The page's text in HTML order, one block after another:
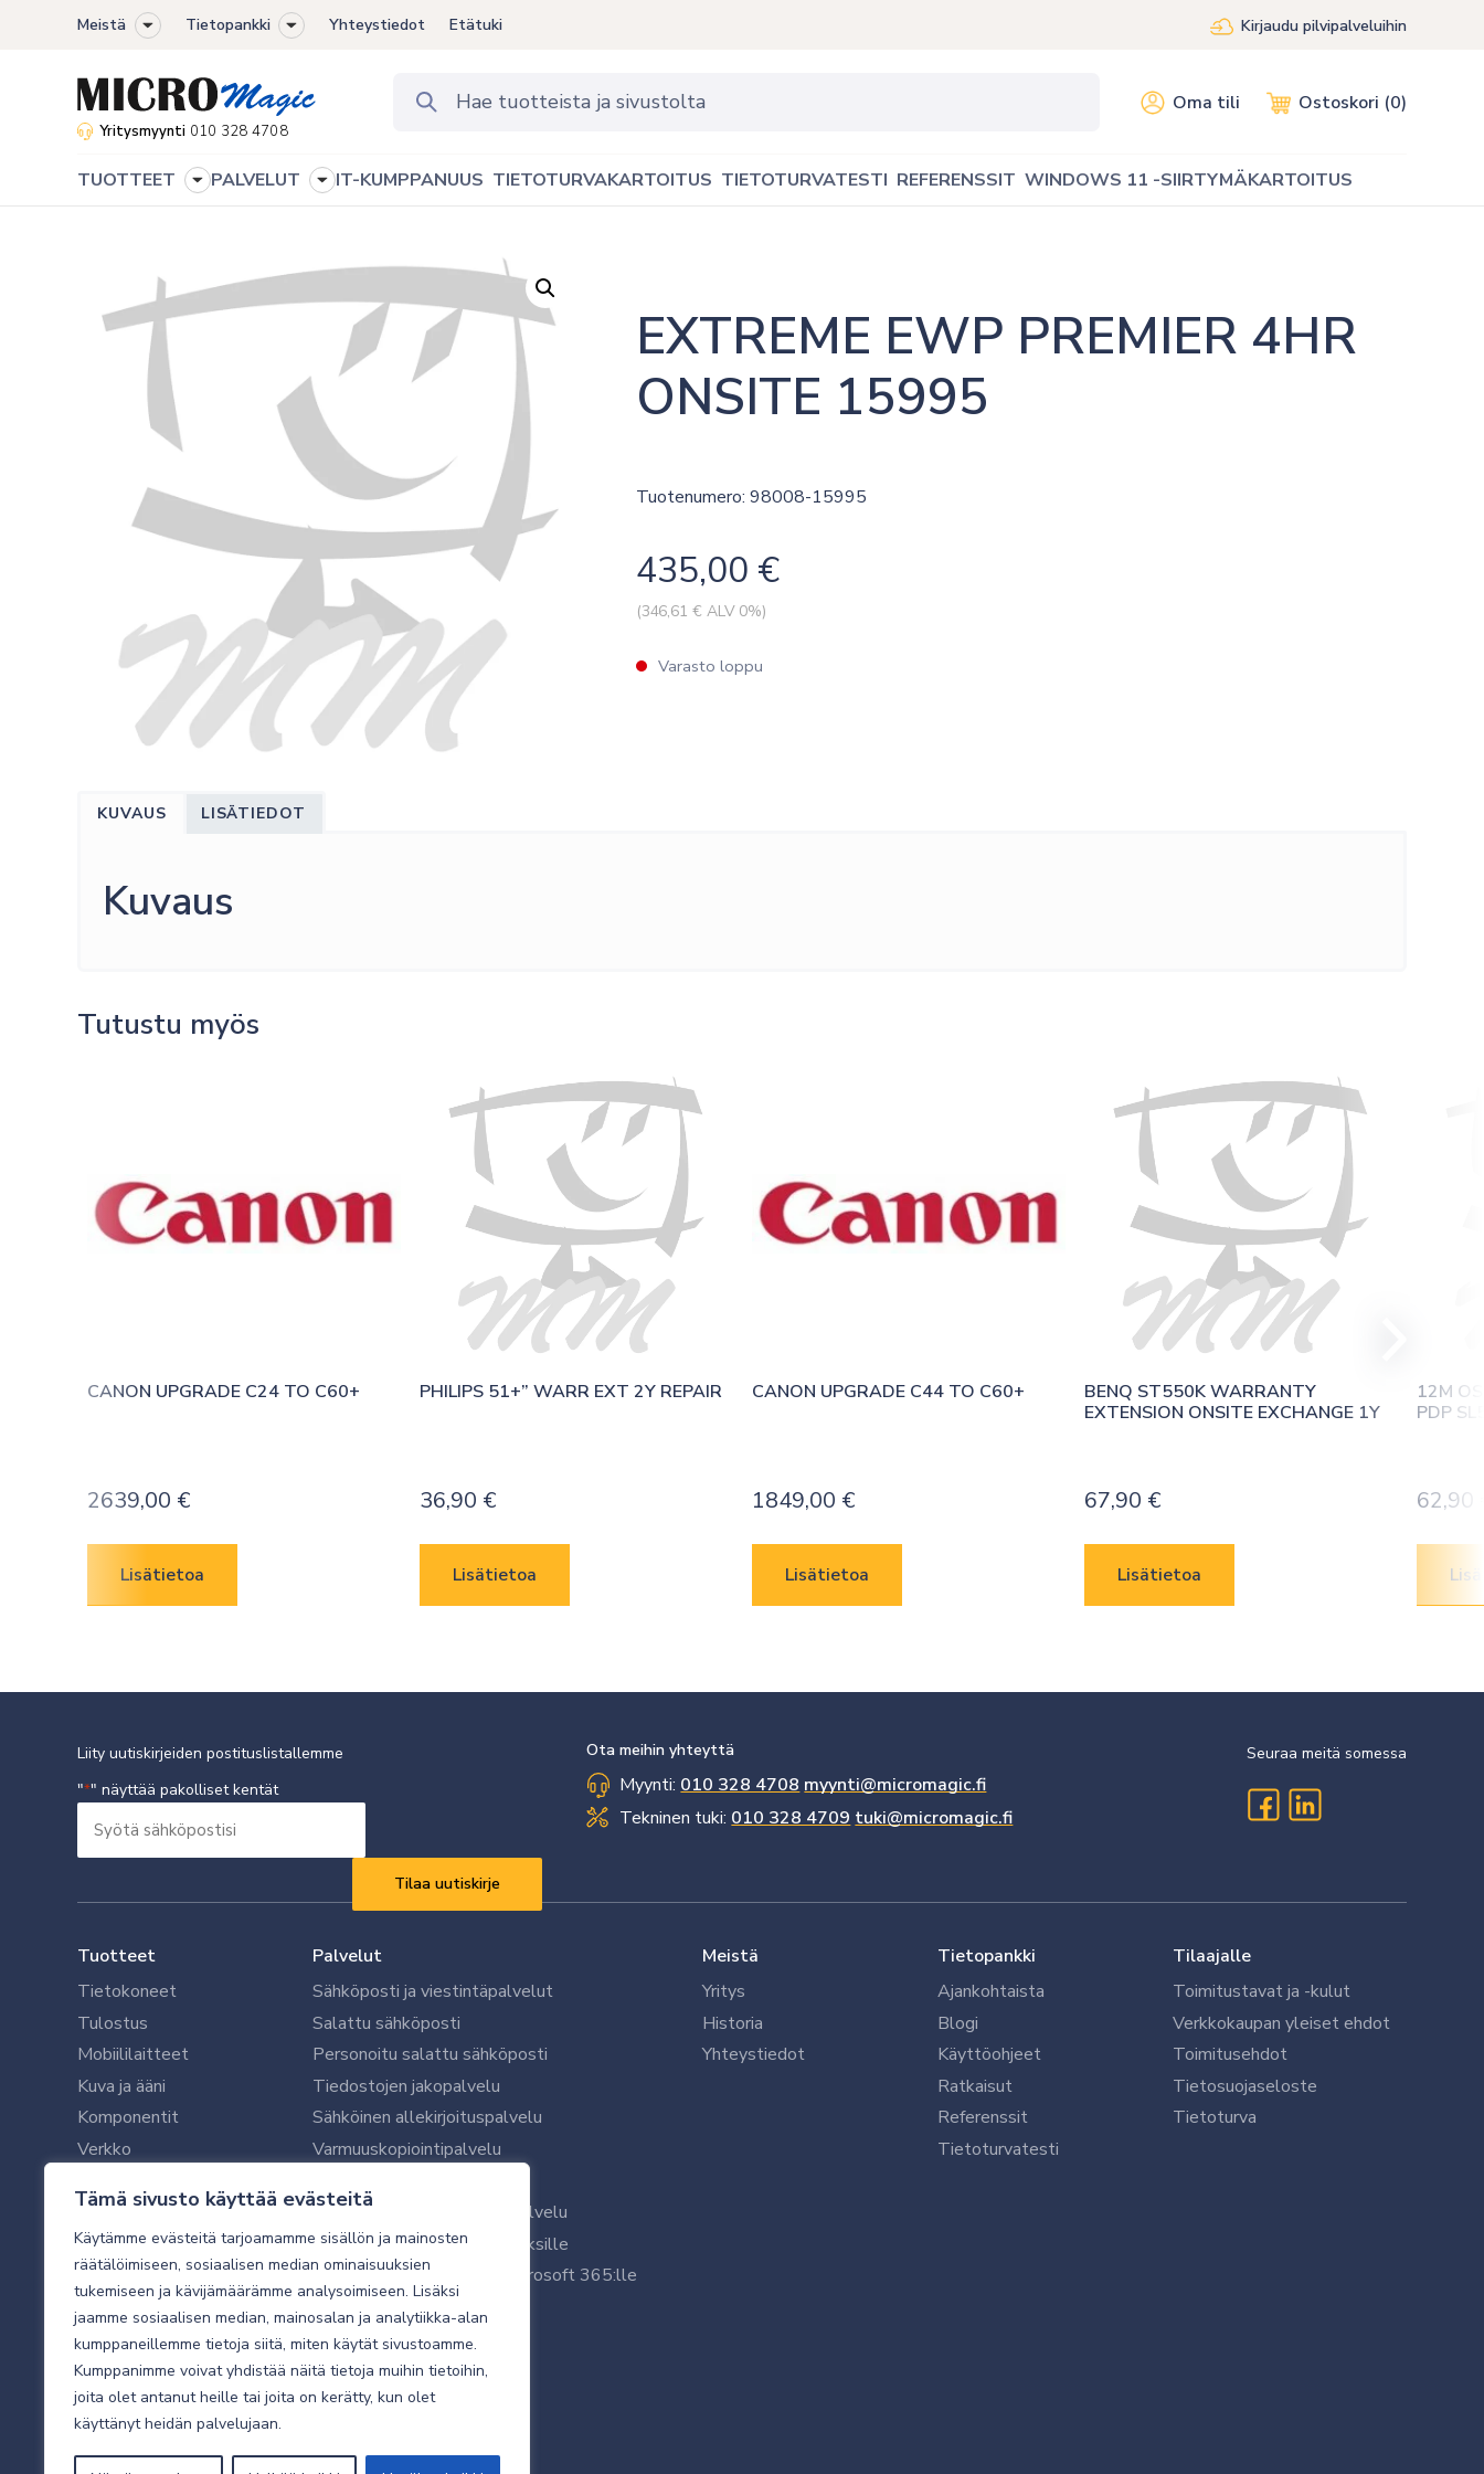
Tämä sivusto käyttää evästeitä
Käytämme evästeitä tarjoamamme sisällön ja mainosten
räätälöimiseen, sosiaalisen median ominaisuuksien
tukemiseen ja kävijämäärämme analysoimiseen. Lisäksi
jaamme sosiaalisen median, mainosalan ja analytiikka-alan
kumppaneillemme tietoja siitä, miten käytät sivustoamme.
Kumppanimme voivat yhdistää näitä tietoja muihin tietoihin,
joita olet antanut heille tai joita on kerätty, kun olet
käyttänyt heidän palvelujaan.
Meistä
Toggle
menu
Tietopankki
Toggle
menu
Yhteystiedot Etätuki Kirjaudu pilvipalveluihin
Yritysmyynti 010 328 4708
Oma tili Ostoskori (0)
TUOTTEET
Toggle
PALVELUT
Toggle
IT-KUMPPANUUS TIETOTURVAKARTOITUS TIETOTURVATESTI REFERENSSIT WINDOWS 11 -SIIRTYMÄKARTOITUS
EXTREME EWP PREMIER 4HR
ONSITE 15995
Tuotenumero: 98008-15995
435,00 €
(346,61 € ALV 0%)
Varasto loppu
KUVAUS LISÄTIEDOT
Kuvaus
Tutustu myös
CANON UPGRADE C24 TO C60+
2639,00 €
Lisätietoa
PHILIPS 51+” WARR EXT 2Y REPAIR
36,90 €
Lisätietoa
CANON UPGRADE C44 TO C60+
1849,00 €
Lisätietoa
BENQ ST550K WARRANTY
EXTENSION ONSITE EXCHANGE 1Y
67,90 €
Lisätietoa
12M
PDP
62,90
Liity uutiskirjeiden postituslistallemme
"*" näyttää pakolliset kentät
sähköpostisi
Ota meihin yhteyttä
Myynti: 010 328 4708 myynti@micromagic.fi
Tekninen tuki: 010 328 4709 tuki@micromagic.fi
Seuraa meitä somessa
Tuotteet
Tietokoneet
Tulostus
Mobiililaitteet
Kuva ja ääni
Komponentit
Verkko
Oheislaitteet
Palvelut
Sähköposti ja viestintäpalvelut
Salattu sähköposti
Personoitu salattu sähköposti
Tiedostojen jakopalvelu
Sähköinen allekirjoituspalvelu
Varmuuskopiointipalvelu
Microsoft 365 -varmistuspalvelu
WithSecure tietoturva yrityksille
WithSecuren tietoturva Microsoft 365:lle
Käyttäjätukipalvelu
Tietoturvakartoitus
Sähköpostikartoitus
Valvottu tietoturva 24/7
Meistä
Yritys
Historia
Yhteystiedot
Tietopankki
Ajankohtaista
Blogi
Käyttöohjeet
Ratkaisut
Referenssit
Tietoturvatesti
Tilaajalle
Toimitustavat ja -kulut
Verkkokaupan yleiset ehdot
Toimitusehdot
Tietosuojaseloste
Tietoturva